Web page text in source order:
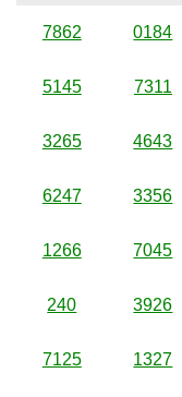
7862 0184
5145 7311
3265 4643
6247 3356
1266 7045
240 3926
7125 1327